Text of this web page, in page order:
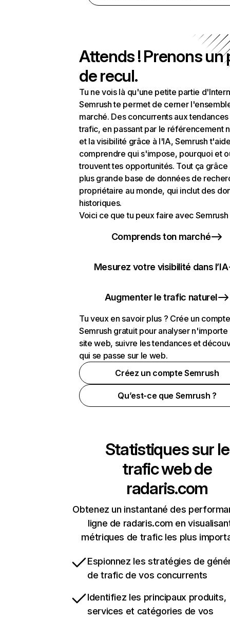
Attends ! Prenons un
de recul.
Tu ne vois là qu'une petite partie
Semrush te permet de cerner
marché. Des concurrents aux
trafic, en passant par le référencement
et la visibilité grâce à l'IA, Semrush
comprendre qui s'impose, pourquoi et
trouvent tes opportunités. Tout ça grâce
plus grande base de données de
propriétaire au monde, qui inclut des
historiques.
Voici ce que tu peux faire avec Semrush
Comprends ton marché
Mesurez votre visibilité dans l’IA
Augmenter le trafic naturel
Tu veux en savoir plus ? Crée un compte
Semrush gratuit pour analyser n'importe
site web, suivre les tendances et
qui se passe sur le web.
Créez un compte Semrush
Qu’est-ce que Semrush ?
Statistiques sur le
trafic web de
radaris.com
Obtenez un instantané des
ligne de radaris.com en
métriques de trafic les plus
Espionnez les stratégies de
de trafic de vos concurrents
Identifiez les principaux produits,
services et catégories de vos